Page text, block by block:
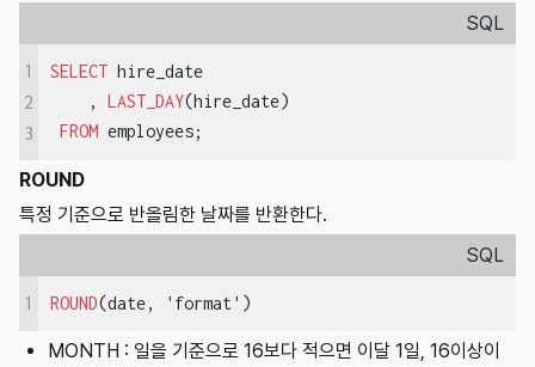
SQL
1
2
3
SELECT hire_date
    ,
LAST_DAY(hire_date)
FROM employees;
ROUND
특정 기준으로 반올림한 날짜를 반환한다.
SQL
1 ROUND(date, 'format')
MONTH : 일을 기준으로 16보다 적으면 이달 1일, 16이상이